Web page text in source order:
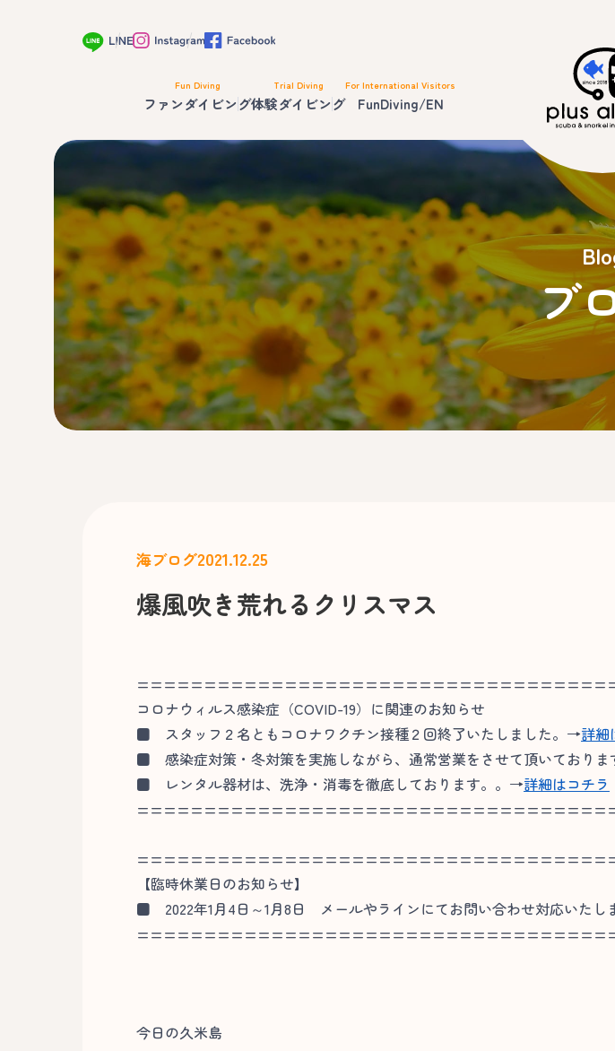
Fun Diving
ファンダイビング
Trial Diving
体験ダイビング
For International Visitors
FunDiving/EN
ブ
海ブログ2021.12.25
爆風吹き荒れるクリスマス
コロナウィルス感染症（COVID-19）に関連のお知らせ
■ スタッフ２名ともコロナワクチン接種２回終了いたしました。→詳細
■ 感染症対策・冬対策を実施しながら、通常営業をさせて頂いており
■ レンタル器材は、洗浄・消毒を徹底しております。。→詳細はコチラ
【臨時休業日のお知らせ】
■ 2022年1月4日～1月8日 メールやラインにてお問い合わせ対応いたし
今日の久米島